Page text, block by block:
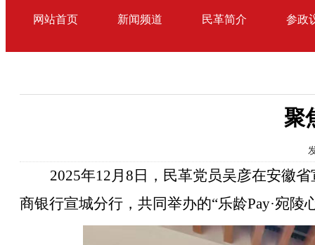
网站首页 新闻频道 民革简介 参政
聚
2025年12月8日， 民革党员吴彦在安徽
商银行宣城分行，共同举办的“乐龄Pay·宛陵